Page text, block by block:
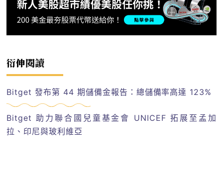
衍伸閱讀
Bitget 發布第 44 期儲備金報告：總儲備率高達 123%
Bitget 助力聯合國兒童基金會 UNICEF 拓展至孟加
拉、印尼與玻利維亞